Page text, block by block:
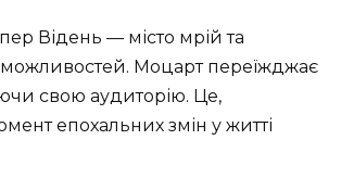
Відень — місто мрій та
Моцарт переїжджає
свою аудиторію. Це,
епохальних змін у житті